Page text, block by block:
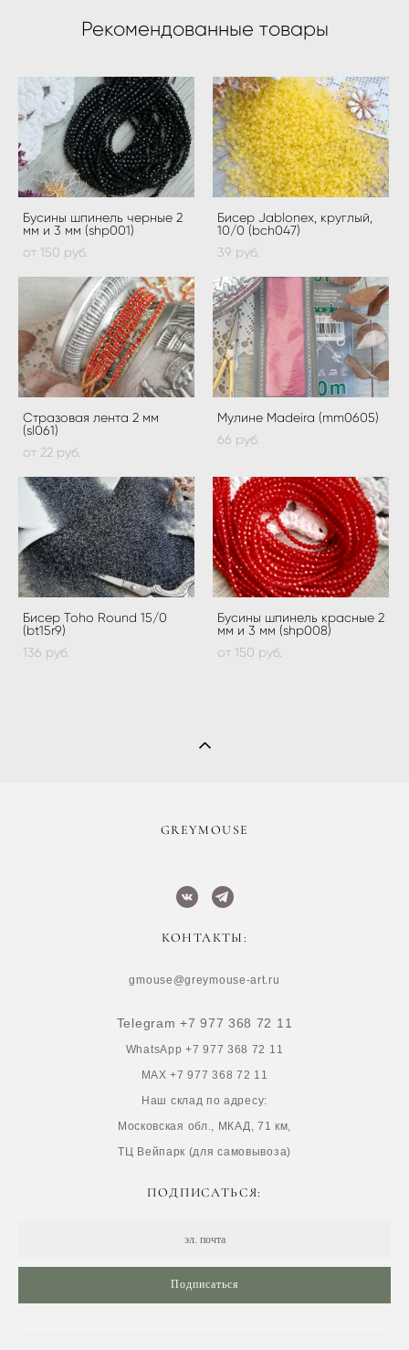
Рекомендованные товары
Бусины шпинель черные 2
мм и 3 мм (shp001)
от 150 pуб.
Бисер Jablonex, круглый,
10/0 (bch047)
39 pуб.
Стразовая лента 2 мм
(sl061)
от 22 pуб.
Мулине Madeira (mm0605)
66 pуб.
Бисер Toho Round 15/0
(bt15r9)
136 pуб.
Бусины шпинель красные 2
мм и 3 мм (shp008)
от 150 pуб.
​GREYMOUSE
КОНТАКТЫ:
gmouse@greymouse-art.ru
Telegram +7 977 368 72 11
WhatsApp +7 977 368 72 11
MAX +7 977 368 72 11
Наш склад по адресу:
Московская обл., МКАД, 71 км,
ТЦ Вейпарк (для самовывоза)
ПОДПИСАТЬСЯ:
Подписаться